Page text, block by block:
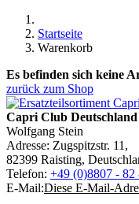
Startseite
Warenkorb
Es befinden sich keine
zurück zum Shop
Capri Club Deutschland
Wolfgang Stein
Adresse: Zugspitzstr. 11,
82399 Raisting,
Telefon: +49 (0)8807 - 82
E-Mail:Diese E-Mail-